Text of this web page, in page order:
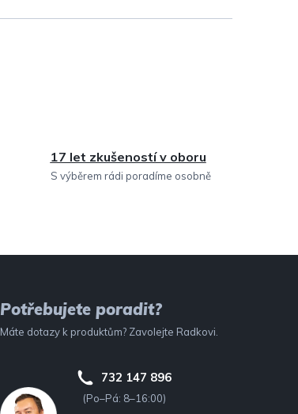
17 let zkušeností v oboru
S výběrem rádi poradíme osobně
Potřebujete poradit?
Máte dotazy k produktům? Zavolejte Radkovi.
732 147 896
(Po–Pá: 8–16:00)